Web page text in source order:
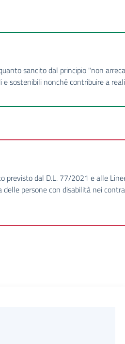
sancito dal principio "non
nonché contribuire a
dal D.L. 77/2021 e alle
persone con disabilità nei